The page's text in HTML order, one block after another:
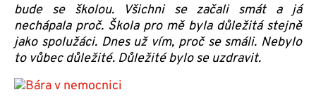
bude se školou. Všichni se začali smát a já
nechápala proč. Škola pro mě byla důležitá stejně
jako spolužáci. Dnes už vím, proč se smáli. Nebylo
to vůbec důležité. Důležité bylo se uzdravit.